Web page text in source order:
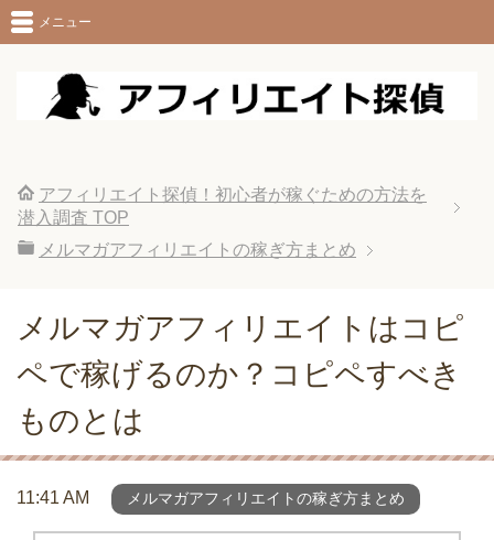
メニュー
アフィリエイト探偵！初心者が稼ぐための方法を
潜入調査 TOP
メルマガアフィリエイトの稼ぎ方まとめ
メルマガアフィリエイトはコピ
ペで稼げるのか？コピペすべき
ものとは
11:41 AM メルマガアフィリエイトの稼ぎ方まとめ